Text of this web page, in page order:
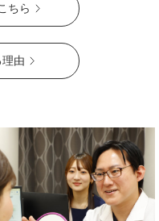
#鼻先の丸み解消
可
#肌の鎮静
#笑いジワ解消
#蒙古襞解消
を解消
#鼻筋を直線に
ぼ口解消
元のシワ解消
#顎下のたるみ解消
ちら
由